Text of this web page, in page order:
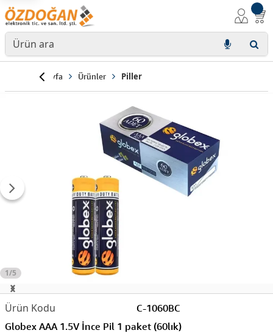
Anasayfa Ürünler Piller
1/5
C-1060BC
Globex AAA 1.5V İnce Pil 1 paket (60lık)